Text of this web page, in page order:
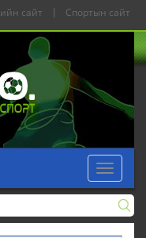
сайт | Спортын сайт
Toggle